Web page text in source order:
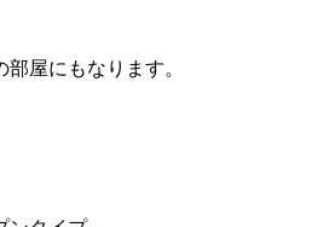
屋にもなります。